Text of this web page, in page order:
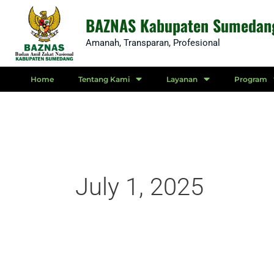
content
BAZNAS Kabupaten
Amanah, Transparan, Profesional
Home Tentang Kami Layanan Program
July 1, 2025